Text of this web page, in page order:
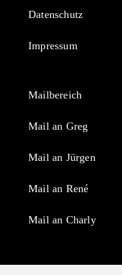
Datenschutz
Impressum
Mailbereich
Mail an Greg
Mail an Jürgen
Mail an René
Mail an Charly